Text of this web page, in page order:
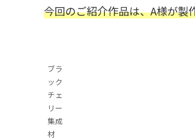
今回のご紹介作品は、A様が製
ブラ
ック
チェ
リー
集成
材